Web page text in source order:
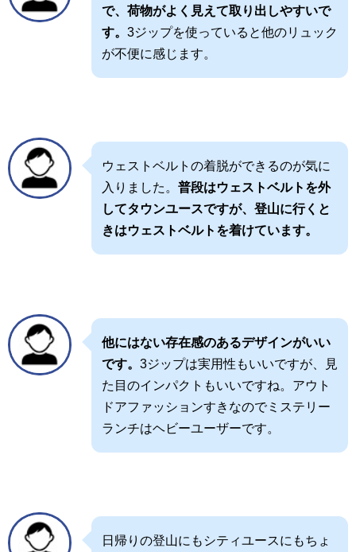
で、荷物がよく見えて取り出しやすいで
す。 3ジップを使っていると他のリュック
が不便に感じます。
ウェストベルトの着脱ができるのが気に
入りました。 普段はウェストベルトを外
してタウンユースですが、登山に行くと
きはウェストベルトを着けています。
他にはない存在感のあるデザインがいい
です。 3ジップは実用性もいいですが、見
た目のインパクトもいいですね。アウト
ドアファッションすきなのでミステリー
ランチはヘビーユーザーです。
日帰りの登山にもシティユースにもちょ